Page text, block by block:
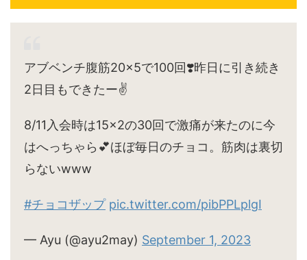
アブベンチ腹筋20×5で100回❣️昨日に引き続き
2日目もできたー✌️
8/11入会時は15×2の30回で激痛が来たのに今
はへっちゃら💕ほぼ毎日のチョコ。筋肉は裏切
らないwww
#チョコザップ pic.twitter.com/pibPPLplgI
— Ayu (@ayu2may) September 1, 2023